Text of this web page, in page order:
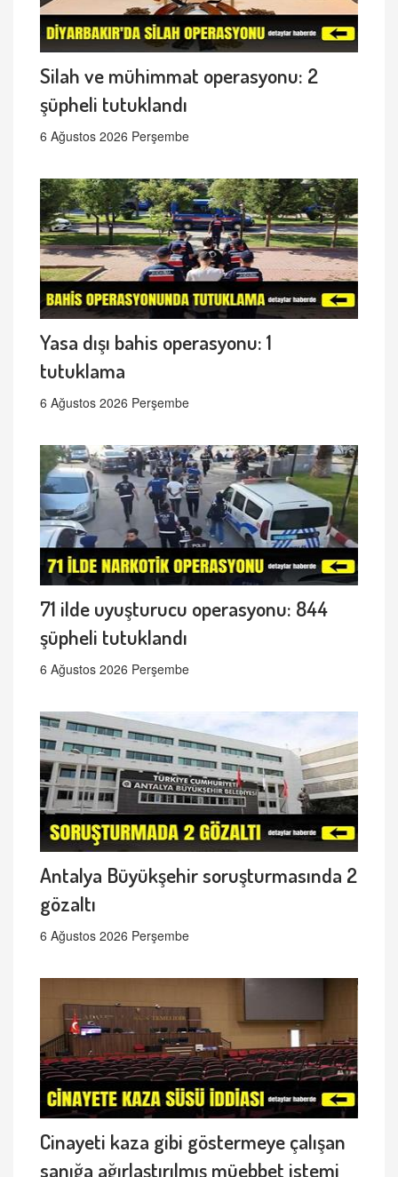
Silah ve mühimmat operasyonu: 2
şüpheli tutuklandı
6 Ağustos 2026 Perşembe
Yasa dışı bahis operasyonu: 1
tutuklama
6 Ağustos 2026 Perşembe
71 ilde uyuşturucu operasyonu: 844
şüpheli tutuklandı
6 Ağustos 2026 Perşembe
Antalya Büyükşehir soruşturmasında 2
gözaltı
6 Ağustos 2026 Perşembe
Cinayeti kaza gibi göstermeye çalışan
sanığa ağırlaştırılmış müebbet istemi